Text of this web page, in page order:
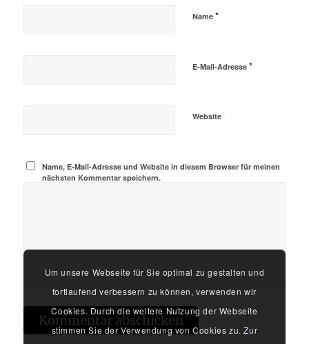
Name *
E-Mail-Adresse *
Website
Name, E-Mail-Adresse und Website in diesem Browser für meinen
nächsten Kommentar speichern.
Um unsere Webseite für Sie optimal zu gestalten und
fortlaufend verbessern zu können, verwenden wir
Cookies. Durch die weitere Nutzung der Webseite
stimmen Sie der Verwendung von Cookies zu.Zur